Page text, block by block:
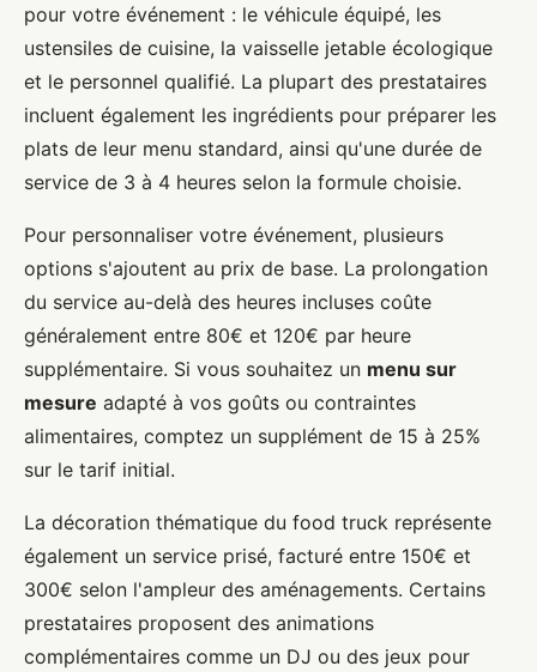
pour votre événement : le véhicule équipé, les
ustensiles de cuisine, la vaisselle jetable écologique
et le personnel qualifié. La plupart des prestataires
incluent également les ingrédients pour préparer les
plats de leur menu standard, ainsi qu'une durée de
service de 3 à 4 heures selon la formule choisie.
Pour personnaliser votre événement, plusieurs
options s'ajoutent au prix de base. La prolongation
du service au-delà des heures incluses coûte
généralement entre 80€ et 120€ par heure
supplémentaire. Si vous souhaitez un menu sur
mesure adapté à vos goûts ou contraintes
alimentaires, comptez un supplément de 15 à 25%
sur le tarif initial.
La décoration thématique du food truck représente
également un service prisé, facturé entre 150€ et
300€ selon l'ampleur des aménagements. Certains
prestataires proposent des animations
complémentaires comme un DJ ou des jeux pour